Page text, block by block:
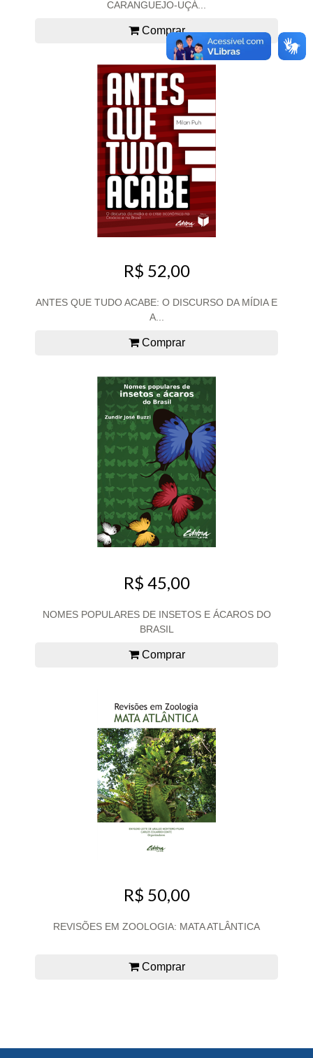
CARANGUEJO-UÇÁ...
Comprar
R$ 52,00
ANTES QUE TUDO ACABE: O DISCURSO DA MÍDIA E
A...
Comprar
R$ 45,00
NOMES POPULARES DE INSETOS E ÁCAROS DO
BRASIL
Comprar
R$ 50,00
REVISÕES EM ZOOLOGIA: MATA ATLÂNTICA
Comprar